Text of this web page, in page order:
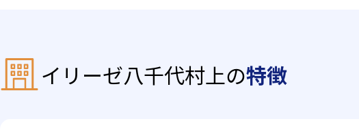
イリーゼ八千代村上の特徴